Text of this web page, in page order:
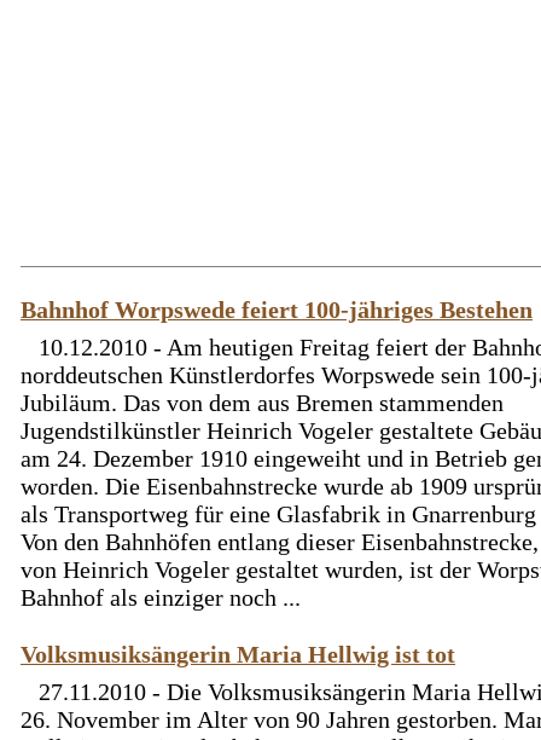
Bahnhof Worpswede feiert 100-jähriges Bestehen
10.12.2010 - Am heutigen Freitag feiert der
norddeutschen Künstlerdorfes Worpswede sein 100-
Jubiläum. Das von dem aus Bremen stammenden
Jugendstilkünstler Heinrich Vogeler gestaltete
am 24. Dezember 1910 eingeweiht und in Betrieb
worden. Die Eisenbahnstrecke wurde ab 1909
als Transportweg für eine Glasfabrik in Gnarrenburg
Von den Bahnhöfen entlang dieser
von Heinrich Vogeler gestaltet wurden, ist der
Bahnhof als einziger noch ...
Volksmusiksängerin Maria Hellwig ist tot
27.11.2010 - Die Volksmusiksängerin Maria
26. November im Alter von 90 Jahren gestorben.